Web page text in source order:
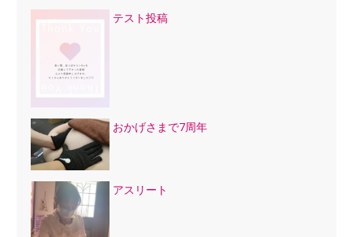
テスト投稿
おかげさまで7周年
アスリート